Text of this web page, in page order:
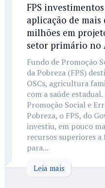
FPS
aplicação de mais
milhões em
setor primário no
Fundo de Promoção
da Pobreza (FPS)
OSCs, agricultura
com a saúde
Promoção Social e
Pobreza, o FPS, do
investiu, em pouco
recursos superiores a
para...
Leia mais